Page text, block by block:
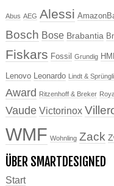
Abus AEG Alessi
Bosch Bose Brabantia
Fiskars Fossil Grundig
Lenovo Leonardo Lindt & Sprüngli
Award Ritzenhoff & Breker
Vaude Victorinox
WMF Wohnling Zack
ÜBER SMARTDESIGNED
Start